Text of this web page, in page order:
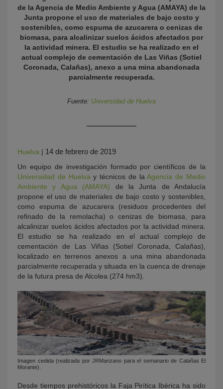
de la Agencia de Medio Ambiente y Agua (AMAYA) de la
Junta propone el uso de materiales de bajo costo y
sostenibles, como espuma de azucarera o cenizas de
biomasa, para alcalinizar suelos ácidos afectados por
la actividad minera. El estudio se ha realizado en el
actual complejo de cementación de Las Viñas (Sotiel
Coronada, Calañas), anexo a una mina abandonada
parcialmente recuperada.
Fuente: Universidad de Huelva
Huelva | 14 de febrero de 2019
Un equipo de investigación formado por científicos de la
Universidad de Huelva y técnicos de laAgencia de Medio
Ambiente y Agua (AMAYA) de la Junta de Andalucía
propone el uso de materiales de bajo costo y sostenibles,
como espuma de azucarera (residuos procedentes del
refinado de la remolacha) o cenizas de biomasa, para
alcalinizar suelos ácidos afectados por la actividad minera.
El estudio se ha realizado en el actual complejo de
cementación de Las Viñas (Sotiel Coronada, Calañas),
localizado en terrenos anexos a una mina abandonada
parcialmente recuperada y situada en la cuenca de drenaje
de la futura presa de Alcolea (274 hm3).
Imagen cedida (realizada por JRManzano para el semanario de Calañas El
Morante).
Desde tiempos prehistóricos la Faja Pirítica Ibérica ha sido